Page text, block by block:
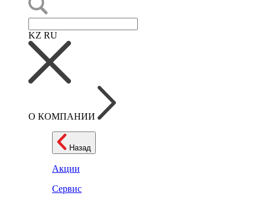
KZ RU
О КОМПАНИИ
Назад
Акции
Сервис